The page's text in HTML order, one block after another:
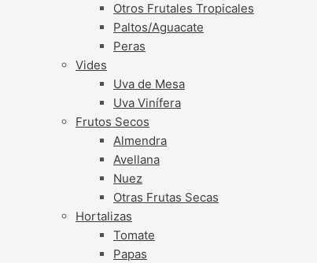
Otros Frutales Tropicales
Paltos/Aguacate
Peras
Vides
Uva de Mesa
Uva Vinífera
Frutos Secos
Almendra
Avellana
Nuez
Otras Frutas Secas
Hortalizas
Tomate
Papas